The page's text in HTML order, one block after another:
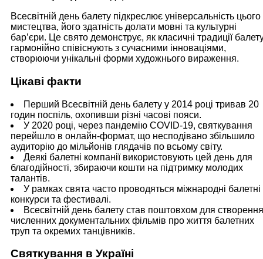
Всесвітній день балету підкреслює універсальність цього
мистецтва, його здатність долати мовні та культурні
бар’єри. Це свято демонструє, як класичні традиції
гармонійно співіснують з сучасними інноваціями,
створюючи унікальні форми художнього вираження.
Цікаві факти
Перший Всесвітній день балету у 2014 році тривав 20
годин поспіль, охопивши різні часові пояси.
У 2020 році, через пандемію COVID-19, святкування
перейшло в онлайн-формат, що несподівано збільшило
аудиторію до мільйонів глядачів по всьому світу.
Деякі балетні компанії використовують цей день для
благодійності, збираючи кошти на підтримку молодих
талантів.
У рамках свята часто проводяться міжнародні балетні
конкурси та фестивалі.
Всесвітній день балету став поштовхом для створення
численних документальних фільмів про життя балетних
труп та окремих танцівників.
Святкування в Україні